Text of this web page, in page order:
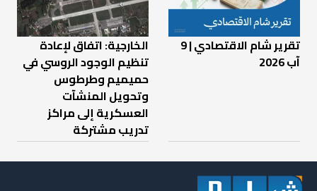
تقرير شام الاقتصادي | 9
آب 2026
الخارجية: اتفاق لإعادة
تنظيم الوجود الروسي في
حميميم وطرطوس
وتحويل المنشآت
العسكرية إلى مراكز
تدريب مشتركة